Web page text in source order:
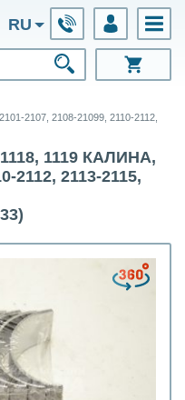
RU
2107, 2108-21099, 2110-2112,
1119 КАЛИНА,
2112, 2113-2115,